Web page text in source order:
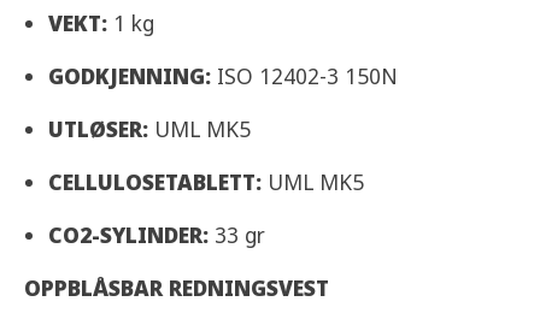
VEKT: 1 kg
GODKJENNING: ISO 12402-3 150N
UTLØSER: UML MK5
CELLULOSETABLETT: UML MK5
CO2-SYLINDER: 33 gr
OPPBLÅSBAR REDNINGSVEST